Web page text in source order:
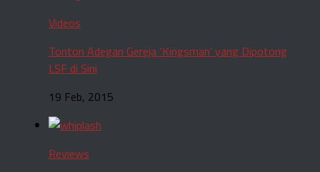
Videos
Tonton Adegan Gereja ‘Kingsman’ yang Dipotong
LSF di Sini
19 Feb, 2015
Reviews